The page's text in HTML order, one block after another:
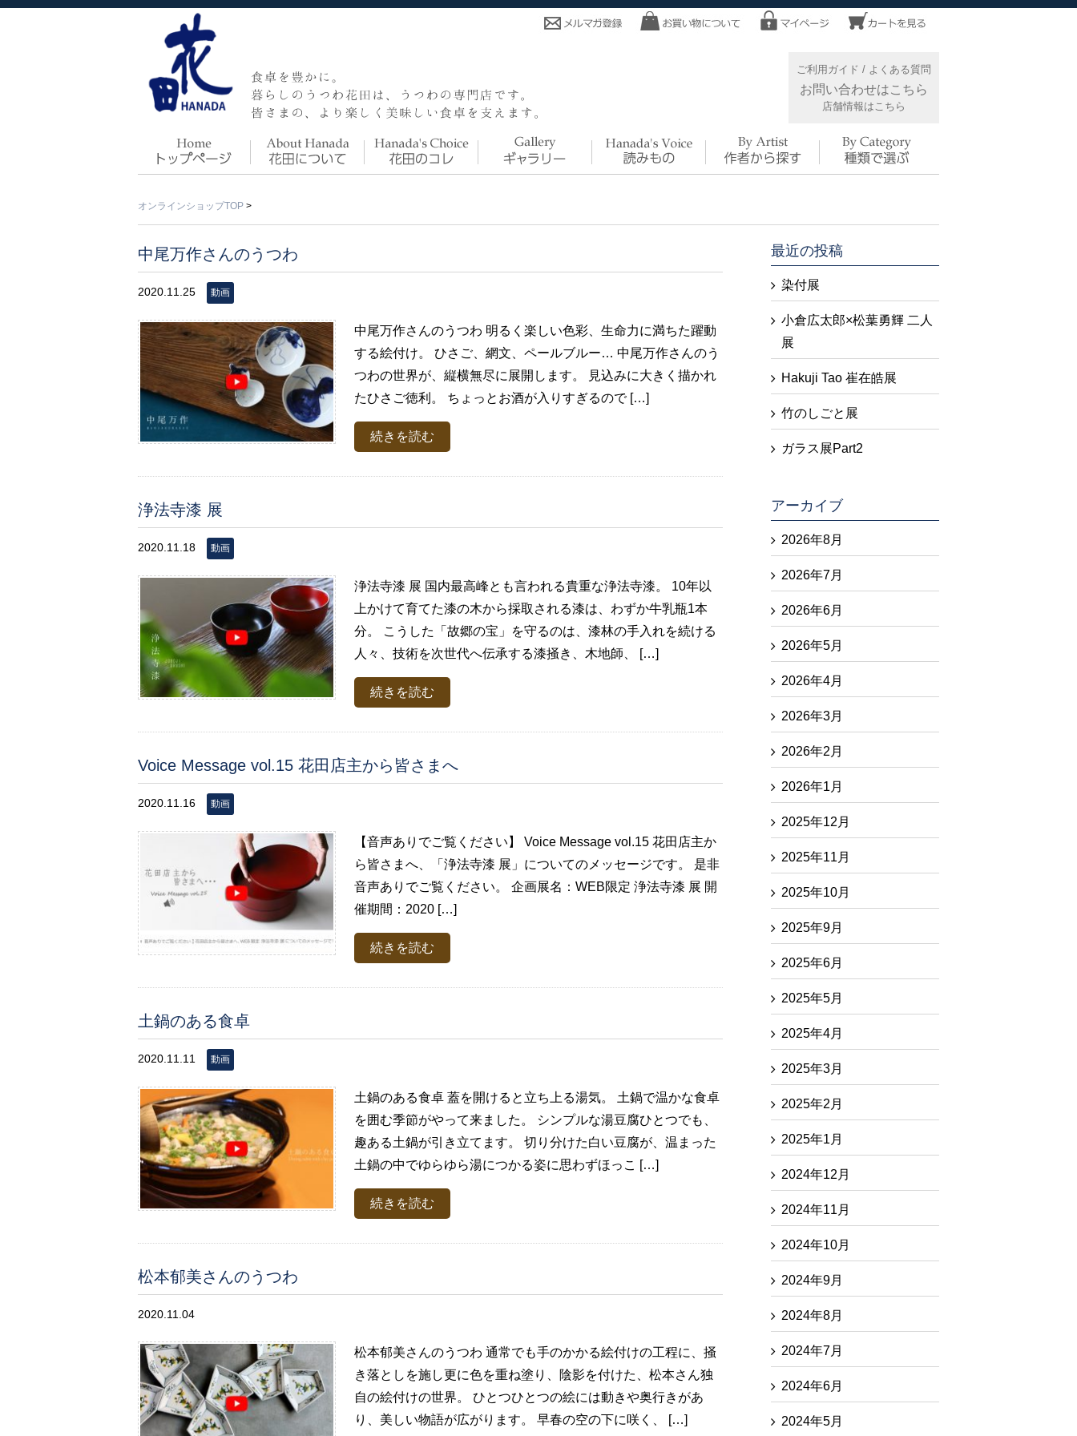
ご利用ガイド / よくある質問
お問い合わせはこちら
店舗情報はこちら
オンラインショップTOP >
中尾万作さんのうつわ
2020.11.25 動画
中尾万作さんのうつわ 明るく楽しい色彩、生命力に満ちた躍動
する絵付け。 ひさご、網文、ペールブルー… 中尾万作さんのう
つわの世界が、縦横無尽に展開します。 見込みに大きく描かれ
たひさご徳利。 ちょっとお酒が入りすぎるので […]
続きを読む
浄法寺漆 展
2020.11.18 動画
浄法寺漆 展 国内最高峰とも言われる貴重な浄法寺漆。 10年以
上かけて育てた漆の木から採取される漆は、わずか牛乳瓶1本
分。 こうした「故郷の宝」を守るのは、漆林の手入れを続ける
人々、技術を次世代へ伝承する漆掻き、木地師、 […]
続きを読む
Voice Message vol.15 花田店主から皆さまへ
2020.11.16 動画
【音声ありでご覧ください】 Voice Message vol.15 花田店主か
ら皆さまへ、「浄法寺漆 展」についてのメッセージです。 是非
音声ありでご覧ください。 企画展名：WEB限定 浄法寺漆 展 開
催期間：2020 […]
続きを読む
土鍋のある食卓
2020.11.11 動画
土鍋のある食卓 蓋を開けると立ち上る湯気。 土鍋で温かな食卓
を囲む季節がやって来ました。 シンプルな湯豆腐ひとつでも、
趣ある土鍋が引き立てます。 切り分けた白い豆腐が、温まった
土鍋の中でゆらゆら湯につかる姿に思わずほっこ […]
続きを読む
松本郁美さんのうつわ
2020.11.04
松本郁美さんのうつわ 通常でも手のかかる絵付けの工程に、掻
き落としを施し更に色を重ね塗り、陰影を付けた、松本さん独
自の絵付けの世界。 ひとつひとつの絵には動きや奥行きがあ
り、美しい物語が広がります。 早春の空の下に咲く、 […]
最近の投稿
染付展
小倉広太郎×松葉勇輝 二人
展
Hakuji Tao 崔在皓展
竹のしごと展
ガラス展Part2
アーカイブ
2026年8月
2026年7月
2026年6月
2026年5月
2026年4月
2026年3月
2026年2月
2026年1月
2025年12月
2025年11月
2025年10月
2025年9月
2025年6月
2025年5月
2025年4月
2025年3月
2025年2月
2025年1月
2024年12月
2024年11月
2024年10月
2024年9月
2024年8月
2024年7月
2024年6月
2024年5月